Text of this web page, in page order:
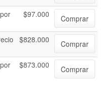
$97.000 Comprar
$828.000 Comprar
$873.000 Comprar